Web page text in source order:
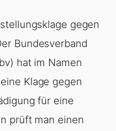
gegen
Bundesverband
hat im Namen
Klage gegen
für eine
prüft man einen